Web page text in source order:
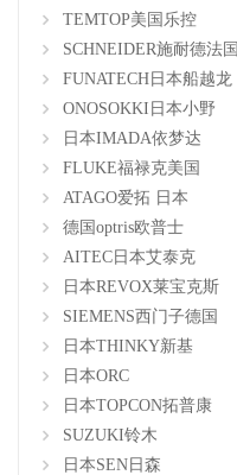
TEMTOP美国乐控
SCHNEIDER施耐德法国
FUNATECH日本船越龙
ONOSOKKI日本小野
日本IMADA依梦达
FLUKE福禄克美国
ATAGO爱拓 日本
德国optris欧普士
AITEC日本艾泰克
日本REVOX莱宝克斯
SIEMENS西门子德国
日本THINKY新基
日本ORC
日本TOPCON拓普康
SUZUKI铃木
日本SEN日森